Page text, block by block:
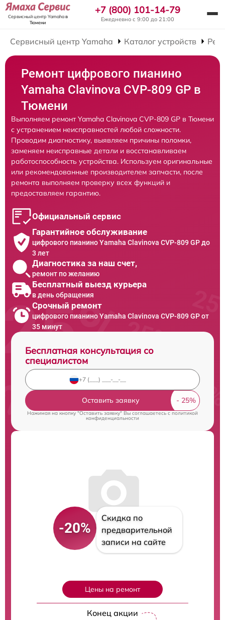
Сервисный центр Yamahaв
Тюмени
+7 (800) 101-14-79
Ежедневно с 9:00 до 21:00
Сервисный центр Yamaha Каталог устройств
Ремонт цифрового пианино
Yamaha Clavinova CVP-809 GP в
Тюмени
Выполняем ремонт Yamaha Clavinova CVP-809 GP в Тюмени
с устранением неисправностей любой сложности.
Проводим диагностику, выявляем причины поломки,
заменяем неисправные детали и восстанавливаем
работоспособность устройства. Используем оригинальные
или рекомендованные производителем запчасти, после
ремонта выполняем проверку всех функций и
предоставляем гарантию.
Официальный сервис
Гарантийное обслуживание
цифрового пианино Yamaha Clavinova CVP-809 GP до
3 лет
Диагностика за наш счет,
ремонт по желанию
Бесплатный выезд курьера
в день обращения
Срочный ремонт
цифрового пианино Yamaha Clavinova CVP-809 GP от
35 минут
Бесплатная консультация со
специалистом
Оставить заявку
Нажимая на кнопку "Оставить заявку" Вы соглашаетесь cполитикой
конфиденциальности
-20%
Скидка по
предварительной
записи на сайте
Цены на ремонт
Конец акции